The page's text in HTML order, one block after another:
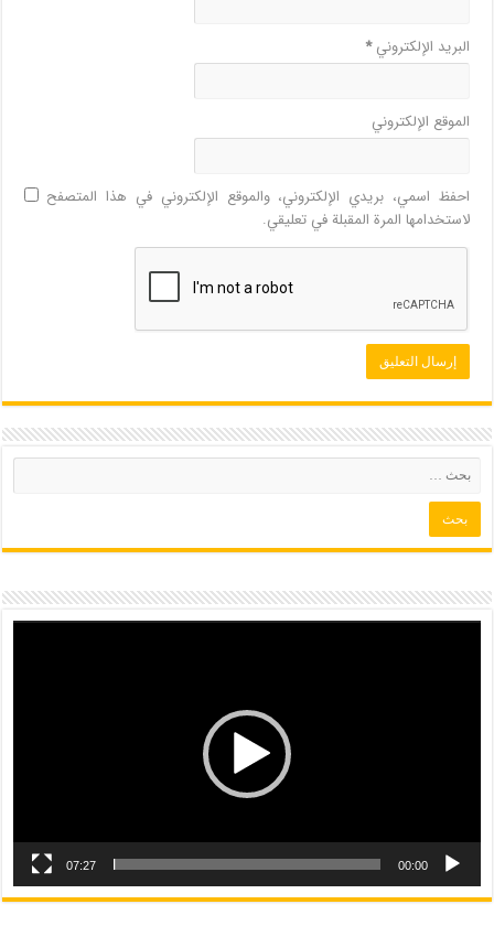
البريد الإلكتروني*
الموقع الإلكتروني
احفظ اسمي، بريدي الإلكتروني، والموقع الإلكتروني في هذا المتصفح
لاستخدامها المرة المقبلة في تعليقي.
00:00
07:27